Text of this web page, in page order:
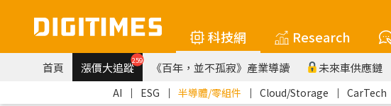
科技網 Research
首頁 漲價大追蹤259 《百年，並不孤寂》產業導讀 未來車供應鏈
AI ｜ ESG ｜ 半導體/零組件 ｜ Cloud/Storage ｜ CarTech